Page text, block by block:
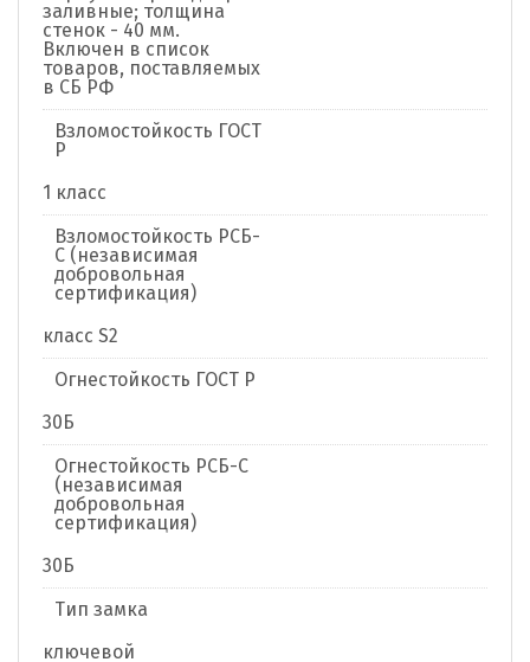
заливные; толщина
стенок - 40 мм.
Включен в список
товаров, поставляемых
в СБ РФ
Взломостойкость ГОСТ
Р
1 класс
Взломостойкость РСБ-
С (независимая
добровольная
сертификация)
класс S2
Огнестойкость ГОСТ Р
30Б
Огнестойкость РСБ-С
(независимая
добровольная
сертификация)
30Б
Тип замка
ключевой